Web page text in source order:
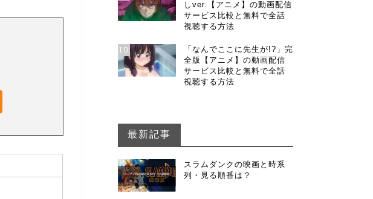
しver.【アニメ】の動画配信
サービス比較と無料で全話
視聴する方法
10
「なんでここに先生が!?」完
全版【アニメ】の動画配信
サービス比較と無料で全話
視聴する方法
最新記事
スラムダンクの映画と時系
列・見る順番は？